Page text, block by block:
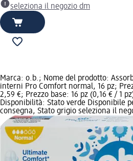
seleziona il negozio dm
Marca: o.b.; Nome del prodotto:
interni Pro Comfort normal, 16 pz;
2,59 €; Prezzo base: 16 pz (0,16 € / 1
Disponibilità: Stato verde Disponibile
consegna, Stato grigio seleziona il